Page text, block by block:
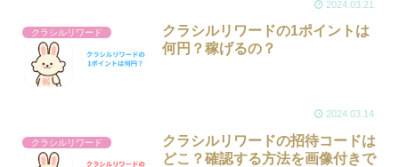
2024.03.21
クラシルリワード
クラシルリワードの1ポイントは
何円？稼げるの？
2024.03.14
クラシルリワード
クラシルリワードの招待コードは
どこ？確認する方法を画像付きで